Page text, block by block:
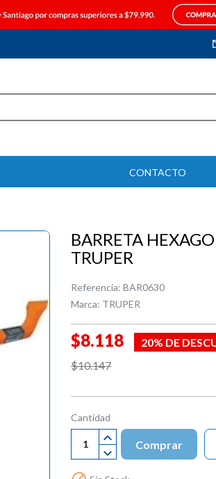
CONTACTO
BARRETA
TRUPER
Referencia: BAR0630
Marca: TRUPER
$8.118
20% DE
$10.147
Cantidad
Comprar